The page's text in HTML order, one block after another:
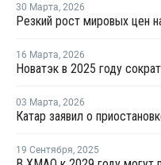
30 Марта, 2026
16 Марта, 2026
Новатэк в 2025 году
03 Марта, 2026
19 Сентября, 2025